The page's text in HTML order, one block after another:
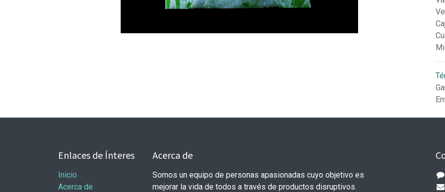
Enlaces de Ínteres
Inicio
Acerca de
Acerca de
Somos un equipo de personas apasionadas cuyo objetivo es
mejorar la vida de todos a través de productos disruptivos.